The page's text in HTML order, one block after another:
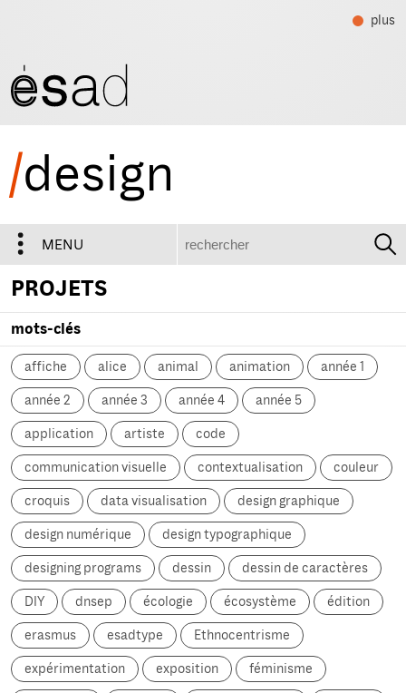
plus
/design
MENU
PROJETS
mots-clés
affiche alice animal animation année 1
année 2 année 3 année 4 année 5
application artiste code
communication visuelle contextualisation couleur
croquis data visualisation design graphique
design numérique design typographique
designing programs dessin dessin de caractères
DIY dnsep écologie écosystème édition
erasmus esadtype Ethnocentrisme
expérimentation exposition féminisme